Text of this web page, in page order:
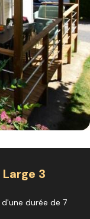
3
durée de 7